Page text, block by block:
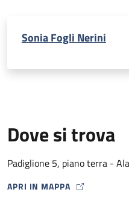
Sonia Fogli Nerini
Dove si trova
Padiglione 5, piano terra -
APRI IN MAPPA
MAP ICON